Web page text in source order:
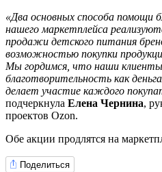
«Два основных способа помощи
нашего маркетплейса
продажи детского питания
возможностью покупки
Мы гордимся, что наши
благотворительность как
делает участие каждого
подчеркнула Елена Чернина,
проектов Ozon.
Обе акции продлятся на
Поделиться